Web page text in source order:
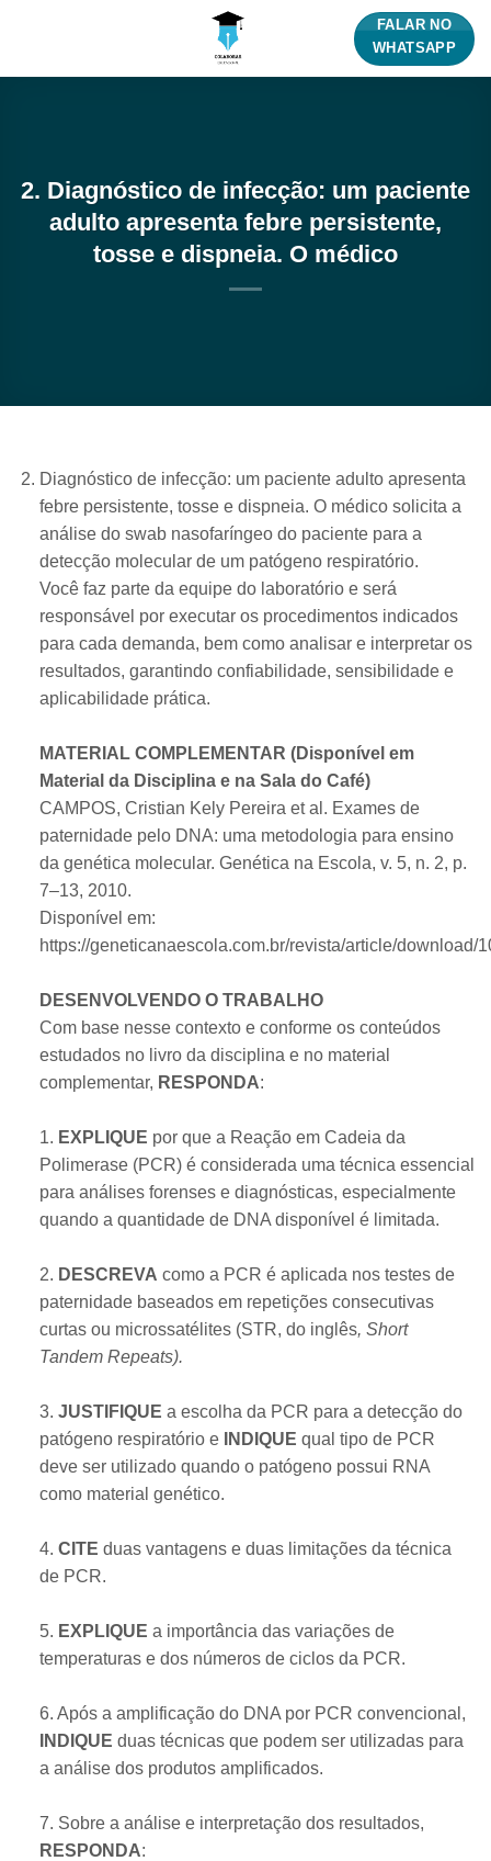
FALAR NO
WHATSAPP
2. Diagnóstico de infecção: um paciente
adulto apresenta febre persistente,
tosse e dispneia. O médico
Diagnóstico de infecção: um paciente adulto apresenta
febre persistente, tosse e dispneia. O médico solicita a
análise do swab nasofaríngeo do paciente para a
detecção molecular de um patógeno respiratório.
Você faz parte da equipe do laboratório e será
responsável por executar os procedimentos indicados
para cada demanda, bem como analisar e interpretar os
resultados, garantindo confiabilidade, sensibilidade e
aplicabilidade prática.
MATERIAL COMPLEMENTAR (Disponível em
Material da Disciplina e na Sala do Café)
CAMPOS, Cristian Kely Pereira et al. Exames de
paternidade pelo DNA: uma metodologia para ensino
da genética molecular. Genética na Escola, v. 5, n. 2, p.
7–13, 2010.
Disponível em:
https://geneticanaescola.com.br/revista/article/download/
DESENVOLVENDO O TRABALHO
​​Com base nesse contexto e conforme os conteúdos
estudados no livro da disciplina e no material
complementar, RESPONDA:
1. EXPLIQUE por que a Reação em Cadeia da
Polimerase (PCR) é considerada uma técnica essencial
para análises forenses e diagnósticas, especialmente
quando a quantidade de DNA disponível é limitada.
2. DESCREVA como a PCR é aplicada nos testes de
paternidade baseados em repetições consecutivas
curtas ou microssatélites (STR, do inglês, Short
Tandem Repeats).
3. JUSTIFIQUE a escolha da PCR para a detecção do
patógeno respiratório e
INDIQUE qual tipo de PCR
deve ser utilizado quando o patógeno possui RNA
como material genético.
4. CITE duas vantagens e duas limitações da técnica
de PCR.
5. EXPLIQUE a importância das variações de
temperaturas e dos números de ciclos da PCR.
6. Após a amplificação do DNA por PCR convencional,
INDIQUE duas técnicas que podem ser utilizadas para
a análise dos produtos amplificados.
7. Sobre a análise e interpretação dos resultados,
RESPONDA: